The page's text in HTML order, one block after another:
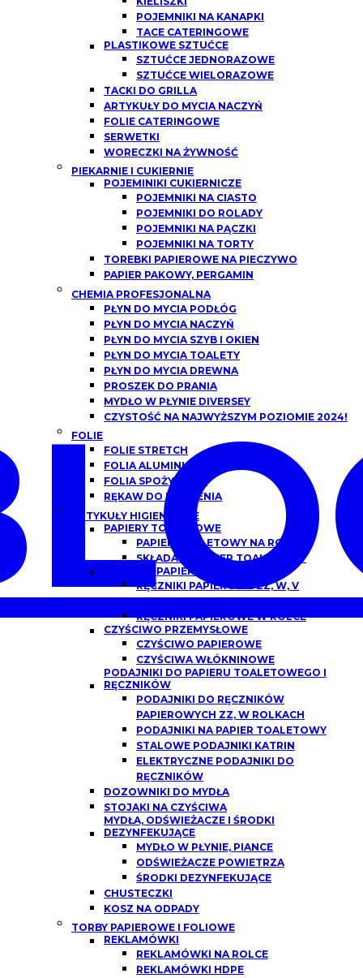
POJEMNIKI NA KANAPKI
TACE CATERINGOWE
PLASTIKOWE SZTUĆCE
SZTUĆCE JEDNORAZOWE
SZTUĆCE WIELORAZOWE
TACKI DO GRILLA
ARTYKUŁY DO MYCIA NACZYŃ
FOLIE CATERINGOWE
SERWETKI
WORECZKI NA ŻYWNOŚĆ
PIEKARNIE I CUKIERNIE
POJEMINIKI CUKIERNICZE
POJEMNIKI NA CIASTO
POJEMNIKI DO ROLADY
POJEMNIKI NA PĄCZKI
POJEMNIKI NA TORTY
TOREBKI PAPIEROWE NA PIECZYWO
PAPIER PAKOWY, PERGAMIN
CHEMIA PROFESJONALNA
PŁYN DO MYCIA PODŁÓG
PŁYN DO MYCIA NACZYŃ
PŁYN DO MYCIA SZYB I OKIEN
PŁYN DO MYCIA TOALETY
PŁYN DO MYCIA DREWNA
PROSZEK DO PRANIA
MYDŁO W PŁYNIE DIVERSEY
CZYSTOŚĆ NA NAJWYŻSZYM POZIOMIE 2024!
FOLIE
FOLIE STRETCH
FOLIA ALUMINIOWA
FOLIA SPOŻYWCZA
RĘKAW DO PIECZENIA
ARTYKUŁY HIGIENICZNE
PAPIERY TOALETOWE
PAPIER TOALETOWY NA ROLCE
SKŁADANY PAPIER TOALETOWY
RĘCZNIKI PAPIEROWE
RĘCZNIKI PAPIEROWE ZZ, W, V
SKŁADANE
RĘCZNIKI PAPIEROWE W ROLCE
CZYŚCIWO PRZEMYSŁOWE
CZYŚCIWO PAPIEROWE
CZYŚCIWA WŁÓKNINOWE
PODAJNIKI DO PAPIERU TOALETOWEGO I
RĘCZNIKÓW
PODAJNIKI DO RĘCZNIKÓW
PAPIEROWYCH ZZ, W ROLKACH
PODAJNIKI NA PAPIER TOALETOWY
STALOWE PODAJNIKI KATRIN
ELEKTRYCZNE PODAJNIKI DO
RĘCZNIKÓW
DOZOWNIKI DO MYDŁA
STOJAKI NA CZYŚCIWA
MYDŁA, ODŚWIEŻACZE I ŚRODKI
DEZYNFEKUJĄCE
MYDŁO W PŁYNIE, PIANCE
ODŚWIEŻACZE POWIETRZA
ŚRODKI DEZYNFEKUJĄCE
CHUSTECZKI
KOSZ NA ODPADY
TORBY PAPIEROWE I FOLIOWE
REKLAMÓWKI
REKLAMÓWKI NA ROLCE
REKLAMÓWKI HDPE